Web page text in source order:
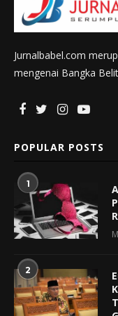
Jurnalbabel.com
mengenai Bangka
POPULAR POSTS
1
2